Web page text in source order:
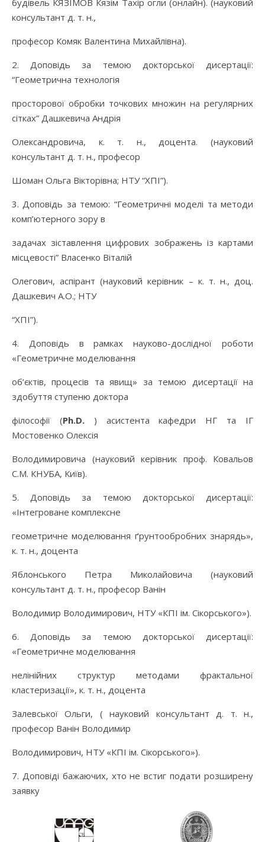
будівель КЯЗІМОВ Кязім Тахір огли (онлайн). (науковий
консультант д. т. н.,
професор Комяк Валентина Михайлівна).
2. Доповідь за темою докторської дисертації:
“Геометрична технологія
просторової обробки точкових множин на регулярних
сітках” Дашкевича Андрія
Олександровича, к. т. н., доцента. (науковий
консультант д. т. н., професор
Шоман Ольга Вікторівна; НТУ “ХПІ”).
3. Доповідь за темою: “Геометричні моделі та методи
комп’ютерного зору в
задачах зіставлення цифрових зображень із картами
місцевості” Власенко Віталій
Олегович, аспірант (науковий керівник – к. т. н., доц.
Дашкевич А.О.; НТУ
“ХПІ”).
4. Доповідь в рамках науково-дослідної роботи
«Геометричне моделювання
об’єктів, процесів та явищ» за темою дисертації на
здобуття ступеню доктора
філософії (Ph.D.) асистента кафедри НГ та ІГ
Мостовенко Олексія
Володимировича (науковий керівник проф. Ковальов
С.М. КНУБА, Київ).
5. Доповідь за темою докторської дисертації:
«Інтегроване комплексне
геометричне моделювання ґрунтообробних знарядь»,
к. т. н., доцента
Яблонського Петра Миколайовича (науковий
консультант д. т. н., професор Ванін
Володимир Володимирович, НТУ «КПІ ім. Сікорського»).
6. Доповідь за темою докторської дисертації:
«Геометричне моделювання
нелінійних структур методами фрактальної
кластеризації», к. т. н., доцента
Залевської Ольги, ( науковий консультант д. т. н.,
професор Ванін Володимир
Володимирович, НТУ «КПІ ім. Сікорського»).
7. Доповіді бажаючих, хто не встиг подати розширену
заявку